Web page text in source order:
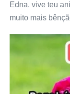
Edna, vive teu
muito mais